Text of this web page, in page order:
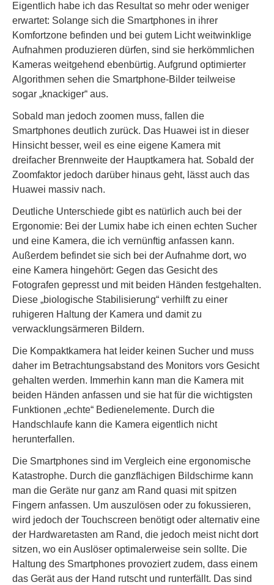
Eigentlich habe ich das Resultat so mehr oder weniger
erwartet: Solange sich die Smartphones in ihrer
Komfortzone befinden und bei gutem Licht weitwinklige
Aufnahmen produzieren dürfen, sind sie herkömmlichen
Kameras weitgehend ebenbürtig. Aufgrund optimierter
Algorithmen sehen die Smartphone-Bilder teilweise
sogar „knackiger“ aus.
Sobald man jedoch zoomen muss, fallen die
Smartphones deutlich zurück. Das Huawei ist in dieser
Hinsicht besser, weil es eine eigene Kamera mit
dreifacher Brennweite der Hauptkamera hat. Sobald der
Zoomfaktor jedoch darüber hinaus geht, lässt auch das
Huawei massiv nach.
Deutliche Unterschiede gibt es natürlich auch bei der
Ergonomie: Bei der Lumix habe ich einen echten Sucher
und eine Kamera, die ich vernünftig anfassen kann.
Außerdem befindet sie sich bei der Aufnahme dort, wo
eine Kamera hingehört: Gegen das Gesicht des
Fotografen gepresst und mit beiden Händen festgehalten.
Diese „biologische Stabilisierung“ verhilft zu einer
ruhigeren Haltung der Kamera und damit zu
verwacklungsärmeren Bildern.
Die Kompaktkamera hat leider keinen Sucher und muss
daher im Betrachtungsabstand des Monitors vors Gesicht
gehalten werden. Immerhin kann man die Kamera mit
beiden Händen anfassen und sie hat für die wichtigsten
Funktionen „echte“ Bedienelemente. Durch die
Handschlaufe kann die Kamera eigentlich nicht
herunterfallen.
Die Smartphones sind im Vergleich eine ergonomische
Katastrophe. Durch die ganzflächigen Bildschirme kann
man die Geräte nur ganz am Rand quasi mit spitzen
Fingern anfassen. Um auszulösen oder zu fokussieren,
wird jedoch der Touchscreen benötigt oder alternativ eine
der Hardwaretasten am Rand, die jedoch meist nicht dort
sitzen, wo ein Auslöser optimalerweise sein sollte. Die
Haltung des Smartphones provoziert zudem, dass einem
das Gerät aus der Hand rutscht und runterfällt. Das sind